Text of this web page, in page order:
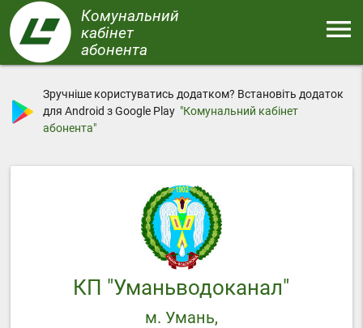
Перейти
до
основного
вмісту
Комунальний
кабінет
абонента
menu
Зручніше користуватись додатком? Встановіть додаток
для Android з Google Play "Комунальний кабінет
абонента"
КП "Уманьводоканал"
м. Умань,